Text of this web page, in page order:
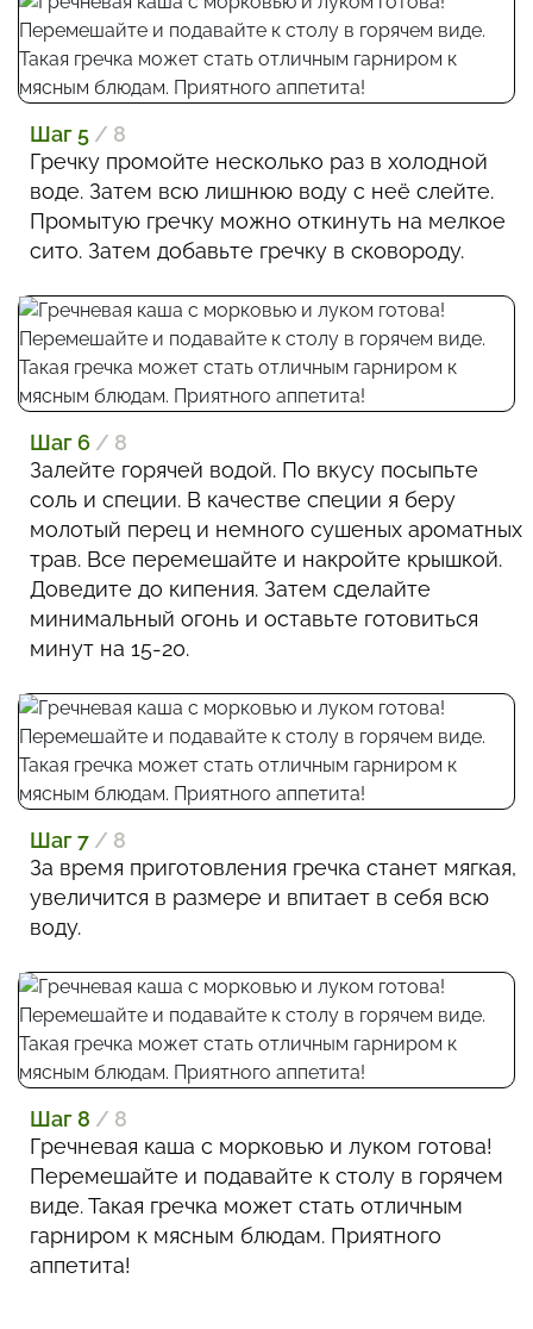
Шаг 5 / 8
Гречку промойте несколько раз в холодной
воде. Затем всю лишнюю воду с неё слейте.
Промытую гречку можно откинуть на мелкое
сито. Затем добавьте гречку в сковороду.
Шаг 6 / 8
Залейте горячей водой. По вкусу посыпьте
соль и специи. В качестве специи я беру
молотый перец и немного сушеных ароматных
трав. Все перемешайте и накройте крышкой.
Доведите до кипения. Затем сделайте
минимальный огонь и оставьте готовиться
минут на 15-20.
Шаг 7 / 8
За время приготовления гречка станет мягкая,
увеличится в размере и впитает в себя всю
воду.
Шаг 8 / 8
Гречневая каша с морковью и луком готова!
Перемешайте и подавайте к столу в горячем
виде. Такая гречка может стать отличным
гарниром к мясным блюдам. Приятного
аппетита!